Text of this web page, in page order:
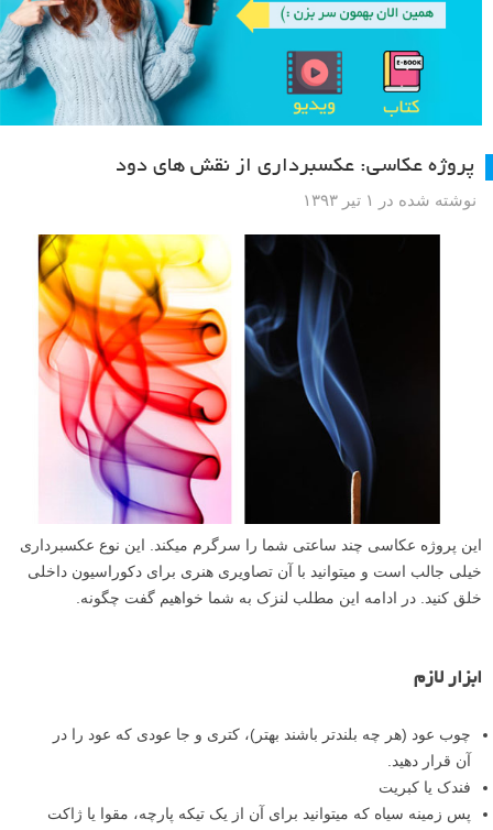
پروژه عکاسی: عکسبرداری از نقش های دود
نوشته شده در ۱ تیر ۱۳۹۳
این پروژه عکاسی چند ساعتی شما را سرگرم میکند. این نوع عکسبرداری
خیلی جالب است و میتوانید با آن تصاویری هنری برای دکوراسیون داخلی
خلق کنید. در ادامه این مطلب لنزک به شما خواهیم گفت چگونه.
ابزار لازم
چوب عود (هر چه بلندتر باشند بهتر)، کتری و جا عودی که عود را در
آن قرار دهید.
فندک یا کبریت
پس زمینه سیاه که میتوانید برای آن از یک تیکه پارچه، مقوا یا ژاکت